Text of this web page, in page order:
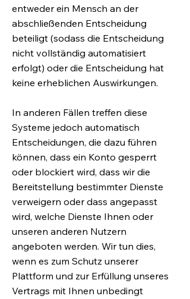
entweder ein Mensch an der
abschließenden Entscheidung
beteiligt (sodass die Entscheidung
nicht vollständig automatisiert
erfolgt) oder die Entscheidung hat
keine erheblichen Auswirkungen.
In anderen Fällen treffen diese
Systeme jedoch automatisch
Entscheidungen, die dazu führen
können, dass ein Konto gesperrt
oder blockiert wird, dass wir die
Bereitstellung bestimmter Dienste
verweigern oder dass angepasst
wird, welche Dienste Ihnen oder
unseren anderen Nutzern
angeboten werden. Wir tun dies,
wenn es zum Schutz unserer
Plattform und zur Erfüllung unseres
Vertrags mit Ihnen unbedingt